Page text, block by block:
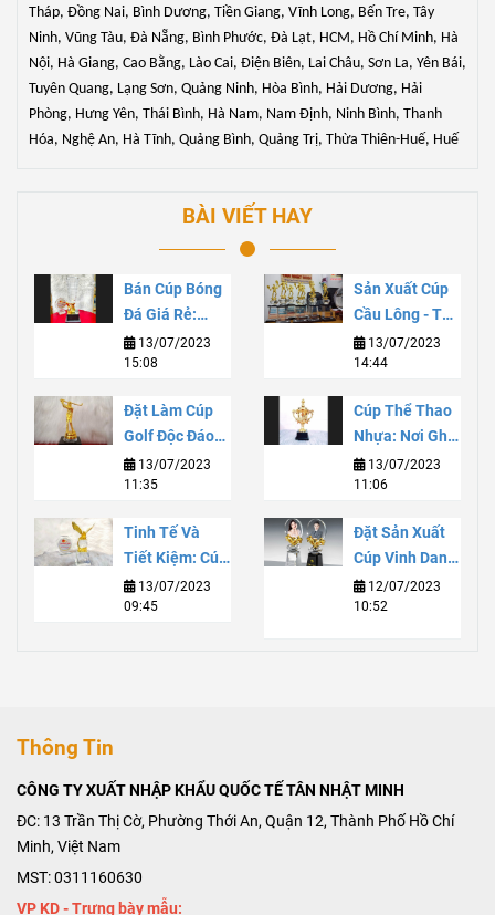
Tháp, Đồng Nai, Bình Dương, Tiền Giang, Vĩnh Long, Bến Tre, Tây
Ninh, Vũng Tàu, Đà Nẵng, Bình Phước, Đà Lạt, HCM, Hồ Chí Minh, Hà
Nội, Hà Giang, Cao Bằng, Lào Cai, Điện Biên, Lai Châu, Sơn La, Yên Bái,
Tuyên Quang, Lạng Sơn, Quảng Ninh, Hòa Bình, Hải Dương, Hải
Phòng, Hưng Yên, Thái Bình, Hà Nam, Nam Định, Ninh Bình, Thanh
Hóa, Nghệ An, Hà Tĩnh, Quảng Bình, Quảng Trị, Thừa Thiên-Huế, Huế
BÀI VIẾT HAY
Bán Cúp Bóng
Đá Giá Rẻ:
Chất Lượng Và
Tiết Kiệm Cho
Thao
13/07/2023
15:08
Sản Xuất Cúp
Cầu Lông - Tạo
Sự Thăng Hoa
Cho Niềm Đam
13/07/2023
14:44
Đặt Làm Cúp
Golf Độc Đáo
Và Đẳng Cấp
Với Dịch Vụ
Lượng Cao
13/07/2023
11:35
Cúp Thể Thao
Nhựa: Nơi Ghi
Danh Danh
Vọng Và Sự
Vững
13/07/2023
11:06
Tinh Tế Và
Tiết Kiệm: Cúp
Lưu Niệm Thuỷ
Tinh Giá Rẻ
13/07/2023
09:45
Đặt Sản Xuất
Cúp Vinh Danh:
Truyền Tải
Vinh Quang Và
12/07/2023
10:52
Thông Tin
CÔNG TY XUẤT NHẬP KHẨU QUỐC TẾ TÂN NHẬT MINH
ĐC: 13 Trần Thị Cờ, Phường Thới An, Quận 12, Thành Phố Hồ Chí
Minh, Việt Nam
MST: 0311160630
VP KD - Trưng bày mẫu: